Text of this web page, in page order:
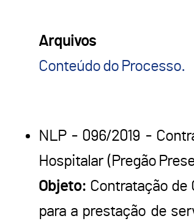
Arquivos
Conteúdo do Processo.
NLP - 096/2019 -
Hospitalar (Pregão
Objeto: Contratação de
para a prestação de